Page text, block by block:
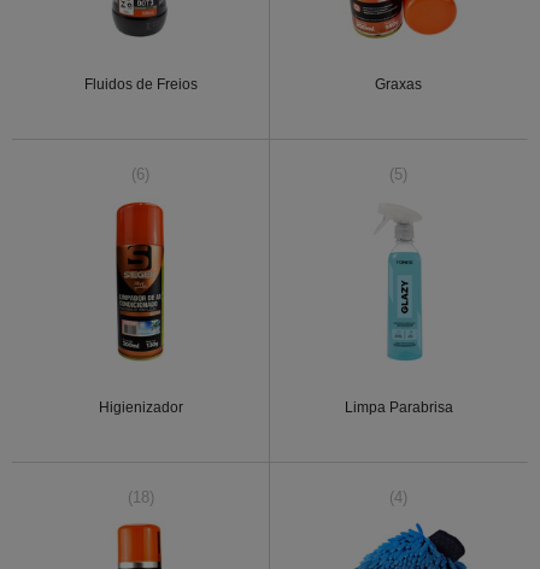
Fluidos de Freios Graxas
(6)
Higienizador
(5)
Limpa Parabrisa
(18) (4)